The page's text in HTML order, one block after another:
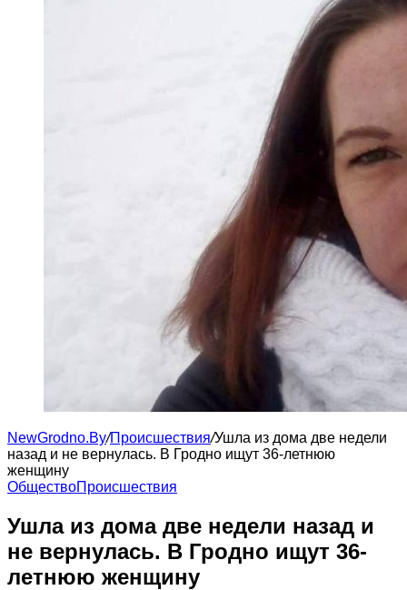
NewGrodno.By/Происшествия/Ушла из дома две недели
назад и не вернулась. В Гродно ищут 36-летнюю
женщину
ОбществоПроисшествия
Ушла из дома две недели назад и
не вернулась. В Гродно ищут 36-
летнюю женщину